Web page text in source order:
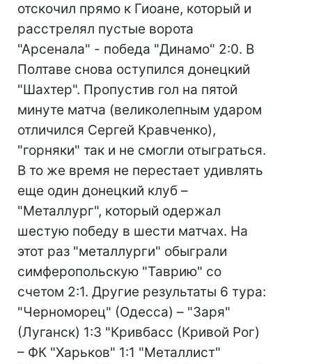
отскочил прямо к Гиоане, который и
расстрелял пустые ворота
"Арсенала" - победа "Динамо" 2:0. В
Полтаве снова оступился донецкий
"Шахтер". Пропустив гол на пятой
минуте матча (великолепным ударом
отличился Сергей Кравченко),
"горняки" так и не смогли отыграться.
В то же время не перестает удивлять
еще один донецкий клуб –
"Металлург", который одержал
шестую победу в шести матчах. На
этот раз "металлурги" обыграли
симферопольскую "Таврию" со
счетом 2:1. Другие результаты 6 тура:
"Черноморец" (Одесса) – "Заря"
(Луганск) 1:3 "Кривбасс (Кривой Рог)
– ФК "Харьков" 1:1 "Металлист"